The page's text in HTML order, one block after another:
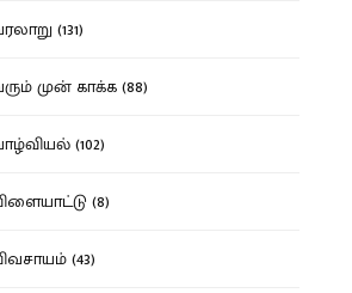
(131)
முன் காக்க (88)
(102)
(8)
(43)